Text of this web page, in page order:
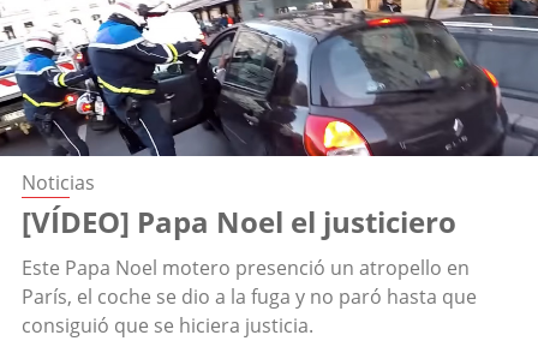
Noticias
[VÍDEO] Papa Noel el justiciero
Este Papa Noel motero presenció un atropello en
París, el coche se dio a la fuga y no paró hasta que
consiguió que se hiciera justicia.